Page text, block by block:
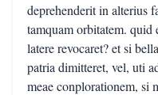
deprehenderit in alterius
tamquam orbitatem. quid
latere revocaret? et si
patria dimitteret, vel, uti
meae conplorationem, si